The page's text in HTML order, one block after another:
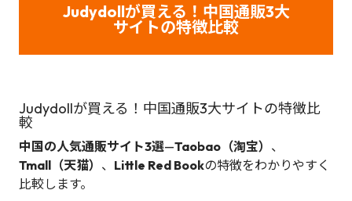
Judydollが買える！中国通販3大
サイトの特徴比較
Judydollが買える！中国通販3大サイトの特徴比
較
中国の人気通販サイト3選—Taobao（淘宝） 、
Tmall（天猫） 、 Little Red Bookの特徴をわかりやすく
比較します。